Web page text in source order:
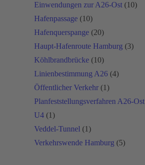
Einwendungen zur A26-Ost (10)
Hafenpassage (10)
Hafenquerspange (20)
Haupt-Hafenroute Hamburg (3)
Köhlbrandbrücke (10)
Linienbestimmung A26 (4)
Öffentlicher Verkehr (1)
Planfeststellungsverfahren A26-Ost
U4 (1)
Veddel-Tunnel (1)
Verkehrswende Hamburg (5)